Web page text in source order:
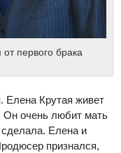
первого брака
Елена Крутая живет
Он очень любит мать
сделала. Елена и
признался,